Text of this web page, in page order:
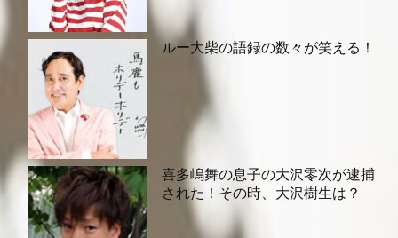
ルー大柴の語録の数々が笑える！
喜多嶋舞の息子の大沢零次が逮捕
された！その時、大沢樹生は？